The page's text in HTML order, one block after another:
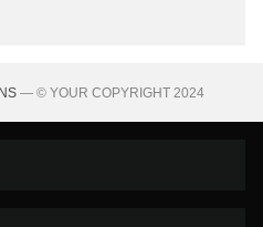
Brasil. En medio del
— © YOUR COPYRIGHT 2024